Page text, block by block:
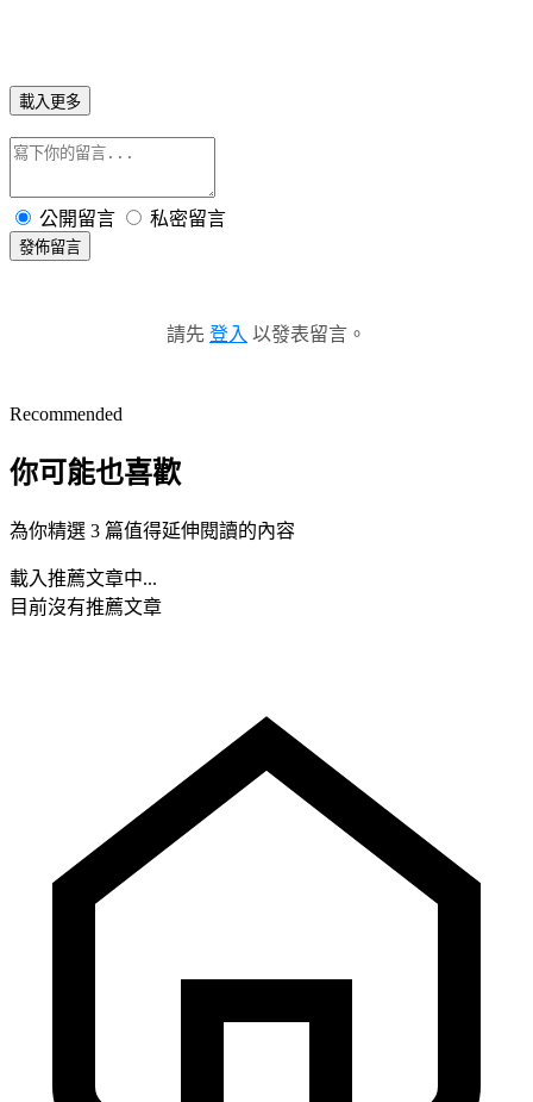
載入更多
公開留言 私密留言
發佈留言
請先 登入 以發表留言。
Recommended
你可能也喜歡
為你精選 3 篇值得延伸閱讀的內容
載入推薦文章中...
目前沒有推薦文章